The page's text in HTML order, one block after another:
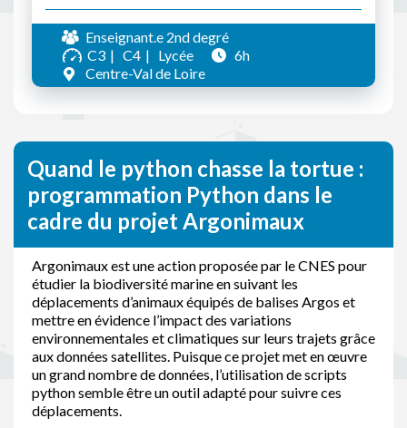
Enseignant.e 2nd degré
C3
C4 Lycée
6h
Centre-Val de Loire
Quand le python chasse la tortue :
programmation Python dans le
cadre du projet Argonimaux
Argonimaux est une action proposée par le CNES pour
étudier la biodiversité marine en suivant les
déplacements d’animaux équipés de balises Argos et
mettre en évidence l’impact des variations
environnementales et climatiques sur leurs trajets grâce
aux données satellites. Puisque ce projet met en œuvre
un grand nombre de données, l’utilisation de scripts
python semble être un outil adapté pour suivre ces
déplacements.